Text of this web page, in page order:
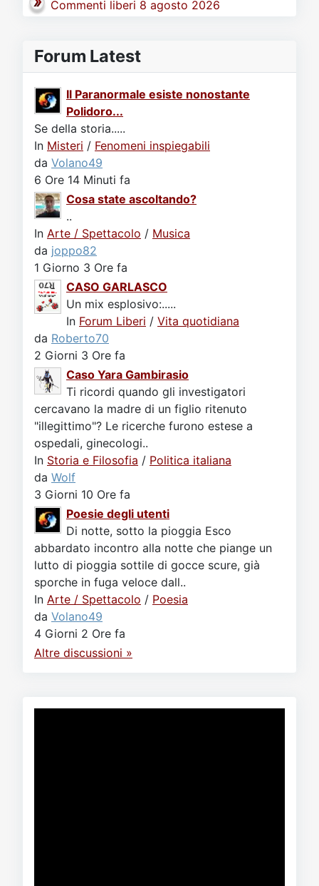
Commenti liberi 8 agosto 2026
Forum Latest
Il Paranormale esiste nonostante
Polidoro...
Se della storia.....
In Misteri / Fenomeni inspiegabili
da Volano49
6 Ore 14 Minuti fa
Cosa state ascoltando?
..
In Arte / Spettacolo / Musica
da joppo82
1 Giorno 3 Ore fa
CASO GARLASCO
Un mix esplosivo:.....
In Forum Liberi / Vita quotidiana
da Roberto70
2 Giorni 3 Ore fa
Caso Yara Gambirasio
Ti ricordi quando gli investigatori
cercavano la madre di un figlio ritenuto
"illegittimo"? Le ricerche furono estese a
ospedali, ginecologi..
In Storia e Filosofia / Politica italiana
da Wolf
3 Giorni 10 Ore fa
Poesie degli utenti
Di notte, sotto la pioggia Esco
abbardato incontro alla notte che piange un
lutto di pioggia sottile di gocce scure, già
sporche in fuga veloce dall..
In Arte / Spettacolo / Poesia
da Volano49
4 Giorni 2 Ore fa
Altre discussioni »